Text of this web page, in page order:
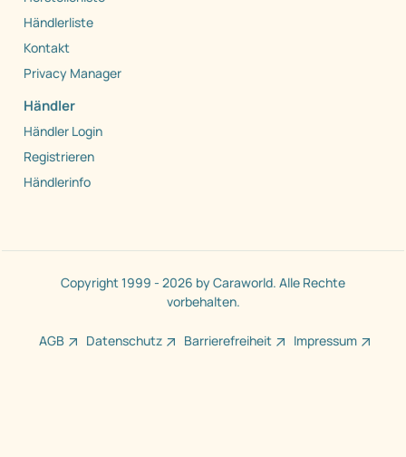
Händlerliste
Kontakt
Privacy Manager
Händler
Händler Login
Registrieren
Händlerinfo
Copyright 1999 - 2026 by Caraworld. Alle Rechte
vorbehalten.
AGB Datenschutz Barrierefreiheit Impressum